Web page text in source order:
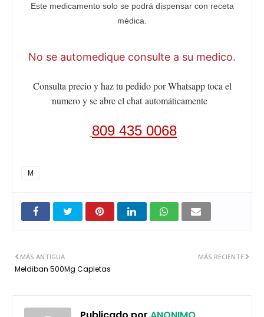
Este medicamento solo se podrá dispensar con receta
médica.
No se automedique consulte a su medico.
Consulta precio y haz tu pedido por Whatsapp toca el
numero y se abre el chatautomáticamente
809 435 0068
M
MÁS RECIENTE
MÁS ANTIGUA
Meldiban 500Mg Capletas